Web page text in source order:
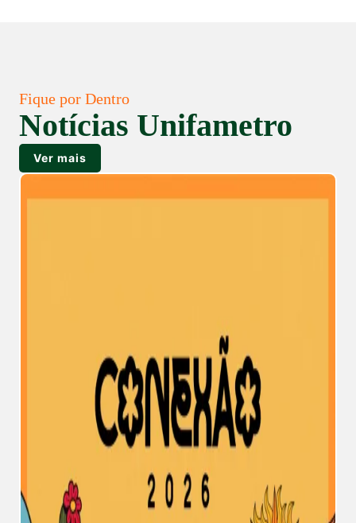
Fique por Dentro
Notícias Unifametro
Ver mais